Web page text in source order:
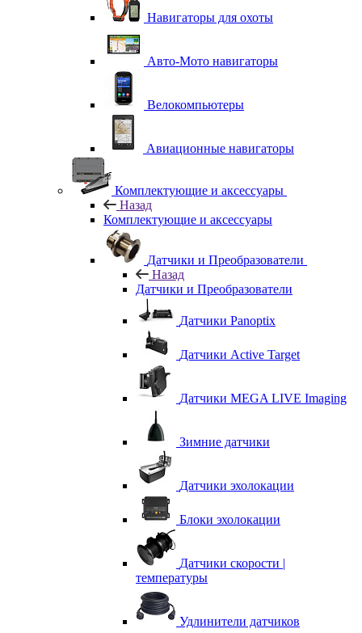
Навигаторы для охоты
Авто-Мото навигаторы
Велокомпьютеры
Авиационные навигаторы
Комплектующие и аксессуары
Назад
Комплектующие и аксессуары
Датчики и Преобразователи
Назад
Датчики и Преобразователи
Датчики Panoptix
Датчики Active Target
Датчики MEGA LIVE Imaging
Зимние датчики
Датчики эхолокации
Блоки эхолокации
Датчики скорости |
температуры
Удлинители датчиков